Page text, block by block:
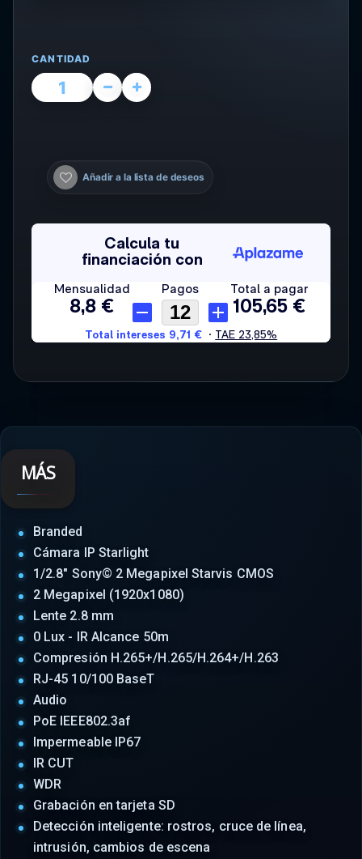
CANTIDAD
Añadir a la lista de deseos
MÁS
Branded
Cámara IP Starlight
1/2.8" Sony© 2 Megapixel Starvis CMOS
2 Megapixel (1920x1080)
Lente 2.8 mm
0 Lux - IR Alcance 50m
Compresión H.265+/H.265/H.264+/H.263
RJ-45 10/100 BaseT
Audio
PoE IEEE802.3af
Impermeable IP67
IR CUT
WDR
Grabación en tarjeta SD
Detección inteligente: rostros, cruce de línea,
intrusión, cambios de escena